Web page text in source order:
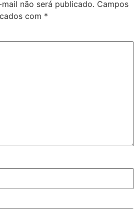
não será publicado. Campos
com *